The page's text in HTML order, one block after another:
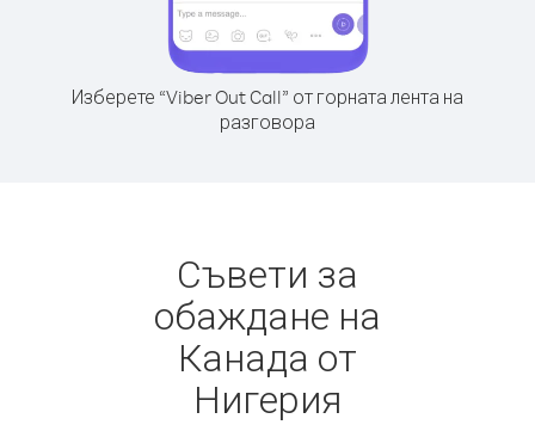
Изберете “Viber Out Call” от горната лента на
разговора
Съвети за
обаждане на
Канада от
Нигерия